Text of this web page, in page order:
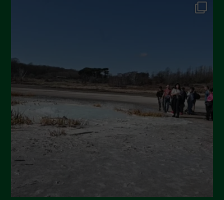
Settembre 2024
Luglio 2024
Maggio 2024
Aprile 2024
Marzo 2024
Febbraio 2024